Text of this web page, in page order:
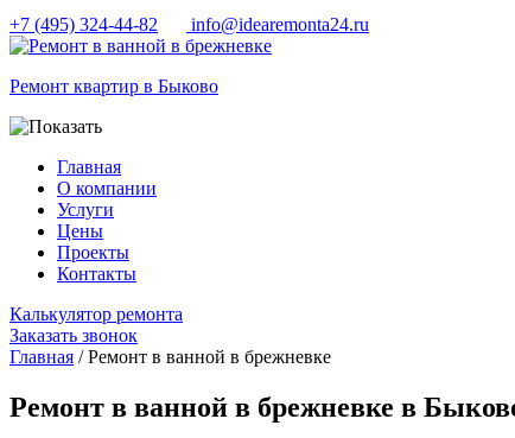
+7 (495) 324-44-82 info@idearemonta24.ru
Ремонт квартир в Быково
Главная
О компании
Услуги
Цены
Проекты
Контакты
Калькулятор ремонта
Заказать звонок
Главная / Ремонт в ванной в брежневке
Ремонт в ванной в брежневке в